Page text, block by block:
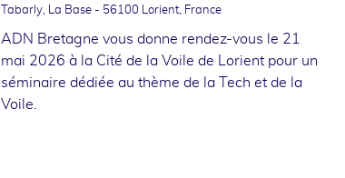
Tabarly, La Base - 56100 Lorient, France
ADN Bretagne vous donne rendez-vous le 21
mai 2026 à la Cité de la Voile de Lorient pour un
séminaire dédiée au thème de la Tech et de la
Voile.